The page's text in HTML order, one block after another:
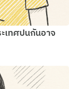
เทศปนกันอาจ